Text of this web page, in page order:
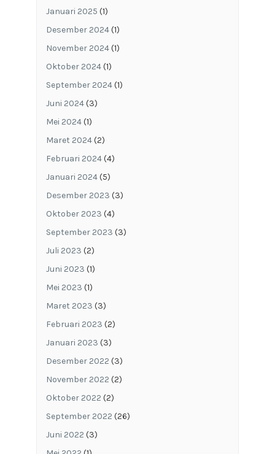
Januari 2025 (1)
Desember 2024(1)
November 2024(1)
Oktober 2024(1)
September 2024(1)
Juni 2024(3)
Mei 2024(1)
Maret 2024(2)
Februari 2024(4)
Januari 2024(5)
Desember 2023 (3)
Oktober 2023 (4)
September 2023 (3)
Juli 2023 (2)
Juni 2023 (1)
Mei 2023 (1)
Maret 2023 (3)
Februari 2023 (2)
Januari 2023 (3)
Desember 2022 (3)
November 2022 (2)
Oktober 2022 (2)
September 2022 (26)
Juni 2022 (3)